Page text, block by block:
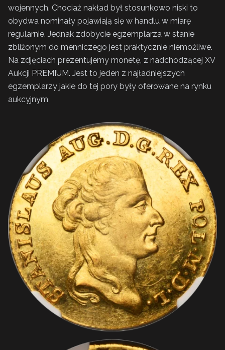
wojennych. Chociaż nakład był stosunkowo niski to
obydwa nominały pojawiają się w handlu w miarę
regularnie. Jednak zdobycie egzemplarza w stanie
zbliżonym do menniczego jest praktycznie niemożliwe.
Na zdjęciach prezentujemy monetę, z nadchodzącej XV
Aukcji PREMIUM. Jest to jeden z najładniejszych
egzemplarzy jakie do tej pory były oferowane na rynku
aukcyjnym